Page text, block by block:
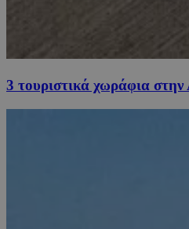
3 τουριστικά χωράφια